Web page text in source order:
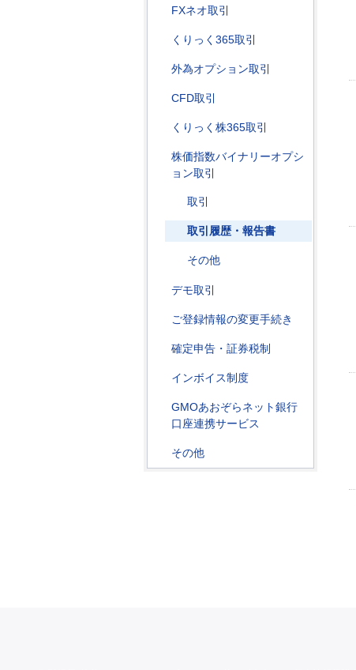
FXネオ取引
くりっく365取引
外為オプション取引
CFD取引
くりっく株365取引
株価指数バイナリーオプシ
ョン取引
取引
取引履歴・報告書
その他
デモ取引
ご登録情報の変更手続き
確定申告・証券税制
インボイス制度
GMOあおぞらネット銀行
口座連携サービス
その他